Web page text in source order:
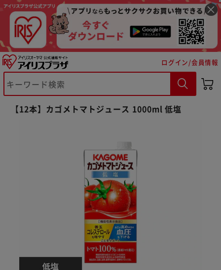
ログイン/会員情報
【12本】カゴメトマトジュース 1000ml 低塩
※ご確認ください
カートに入れる 購入手続きへ